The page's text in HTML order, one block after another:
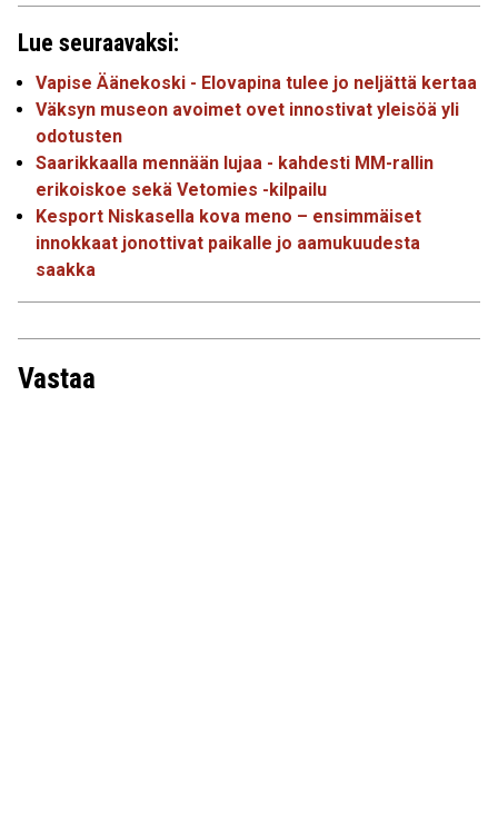
Lue seuraavaksi:
Vapise Äänekoski - Elovapina tulee jo neljättä kertaa
Väksyn museon avoimet ovet innostivat yleisöä yli
odotusten
Saarikkaalla mennään lujaa - kahdesti MM-rallin
erikoiskoe sekä Vetomies -kilpailu
Kesport Niskasella kova meno – ensimmäiset
innokkaat jonottivat paikalle jo aamukuudesta
saakka
Vastaa